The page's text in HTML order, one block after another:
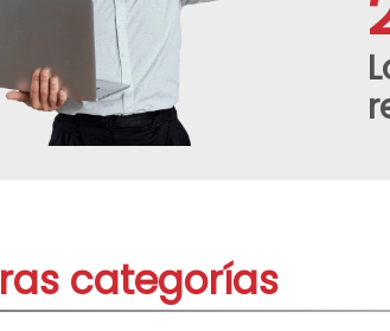
categorías
licuadora
8. neveras
aire-acondicionado